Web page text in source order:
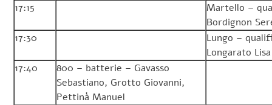
17:15
Martello –
Bordignon
17:30
Lungo –
Longarato Lisa
17:40
800 – batterie – Gavasso
Sebastiano, Grotto Giovanni,
Pettinà Manuel